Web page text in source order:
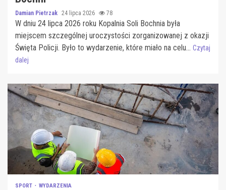
Damian Pietrzak 24 lipca 2026 78
W dniu 24 lipca 2026 roku Kopalnia Soli Bochnia była
miejscem szczególnej uroczystości zorganizowanej z okazji
Święta Policji. Było to wydarzenie, które miało na celu... Czytaj
dalej
SPORT WYDARZENIA